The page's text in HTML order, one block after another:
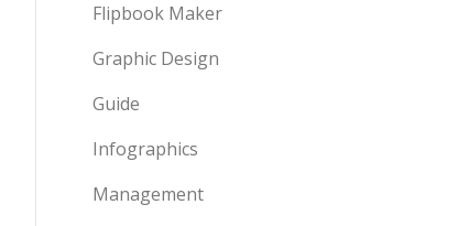
Flipbook Maker
Graphic Design
Guide
Infographics
Management